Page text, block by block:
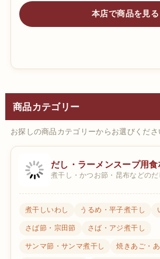
本店で商品を見る
商品カテゴリー
お探しの商品カテゴリーからお選びくださ
だし・ラーメンスープ用食
煮干し・かつお節・昆布などのだ
煮干しいわし うるめ・平子煮干し
さば節・宗田節 さば・アジ煮干し
サンマ節・サンマ煮干し 焼きあご・